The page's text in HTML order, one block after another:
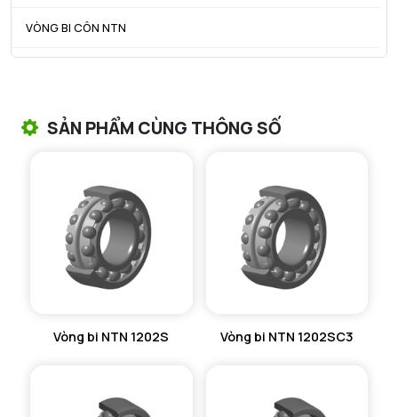
VÒNG BI CÔN NTN
VÒNG BI KIM NTN
VÒNG BI CHẶN TRỤC NTN
VÒNG BI LĂN TRỤ ĐẨY NTN
GỐI ĐỠ 2 NỬA NTN
SẢN PHẨM CÙNG THÔNG SỐ
Vòng bi NTN 1202S Vòng bi NTN 1202SC3